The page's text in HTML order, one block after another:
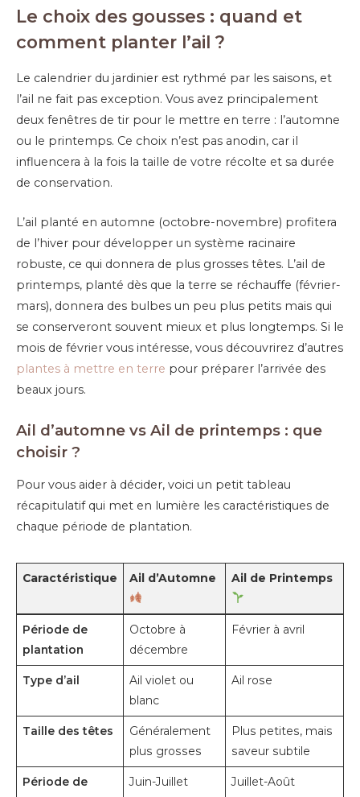
Le choix des gousses : quand et
comment planter l’ail ?
Le calendrier du jardinier est rythmé par les saisons, et
l’ail ne fait pas exception. Vous avez principalement
deux fenêtres de tir pour le mettre en terre : l’automne
ou le printemps. Ce choix n’est pas anodin, car il
influencera à la fois la taille de votre récolte et sa durée
de conservation.
L’ail planté en automne (octobre-novembre) profitera
de l’hiver pour développer un système racinaire
robuste, ce qui donnera de plus grosses têtes. L’ail de
printemps, planté dès que la terre se réchauffe (février-
mars), donnera des bulbes un peu plus petits mais qui
se conserveront souvent mieux et plus longtemps. Si le
mois de février vous intéresse, vous découvrirez d’autres
plantes à mettre en terre pour préparer l’arrivée des
beaux jours.
Ail d’automne vs Ail de printemps : que
choisir ?
Pour vous aider à décider, voici un petit tableau
récapitulatif qui met en lumière les caractéristiques de
chaque période de plantation.
Caractéristique Ail d’Automne Ail de Printemps
Période de
plantation
Octobre à
décembre
Février à avril
Type d’ail
Ail violet ou
blanc
Ail rose
Taille des têtes
Généralement
plus grosses
Plus petites, mais
saveur subtile
Période de
Juin-Juillet Juillet-Août